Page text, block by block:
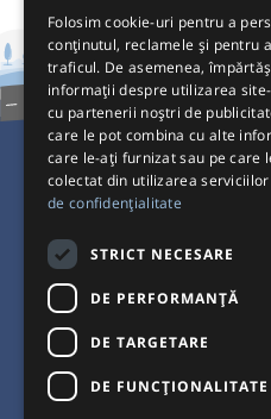
Pentru
Pentru
Folosim cookie-uri pentru a
conținutul, reclamele și pentru
traficul. De asemenea,
informații despre utilizarea
cu partenerii noștri de
care le pot combina cu alte
care le-ați furnizat sau pe care
colectat din utilizarea
de confidențialitate
STRICT NECESARE
DE PERFORMANȚĂ
DE TARGETARE
DE FUNCŢIONALITATE